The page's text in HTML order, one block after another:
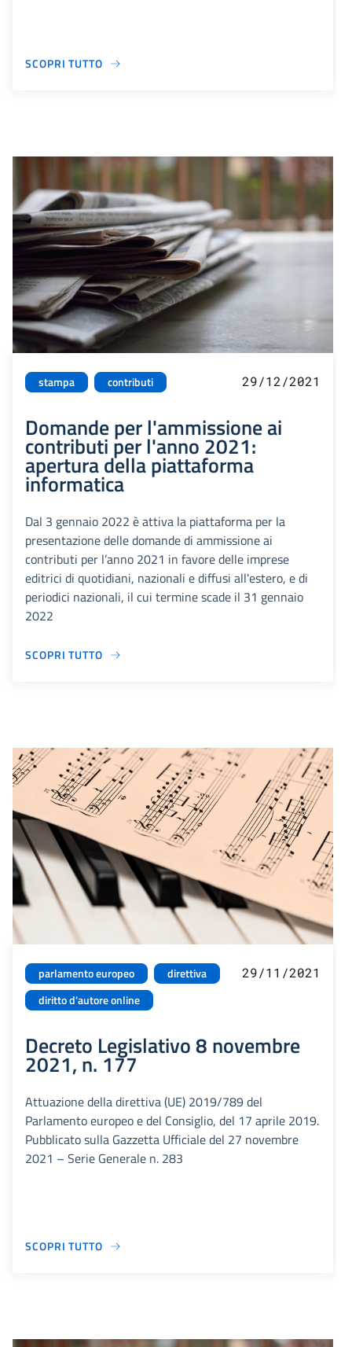
SCOPRI TUTTO
stampa contributi 29/12/2021
Domande per l'ammissione ai
contributi per l'anno 2021:
apertura della piattaforma
informatica
Dal 3 gennaio 2022 è attiva la piattaforma per la
presentazione delle domande di ammissione ai
contributi per l’anno 2021 in favore delle imprese
editrici di quotidiani, nazionali e diffusi all'estero, e di
periodici nazionali, il cui termine scade il 31 gennaio
2022
SCOPRI TUTTO
parlamento europeo
direttiva
diritto d'autore online
29/11/2021
Decreto Legislativo 8 novembre
2021, n. 177
Attuazione della direttiva (UE) 2019/789 del
Parlamento europeo e del Consiglio, del 17 aprile 2019.
Pubblicato sulla Gazzetta Ufficiale del 27 novembre
2021 – Serie Generale n. 283
SCOPRI TUTTO